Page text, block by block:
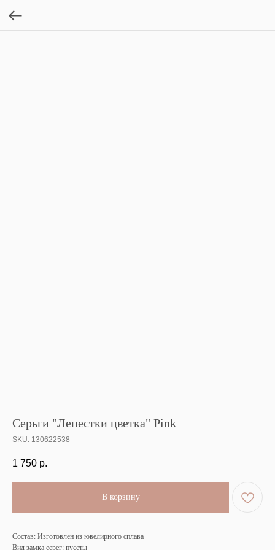
Серьги "Лепестки цветка" Pink
SKU: 130622538
1 750 р.
В корзину
Состав: Изготовлен из ювелирного сплава
Вид замка серег: пусеты